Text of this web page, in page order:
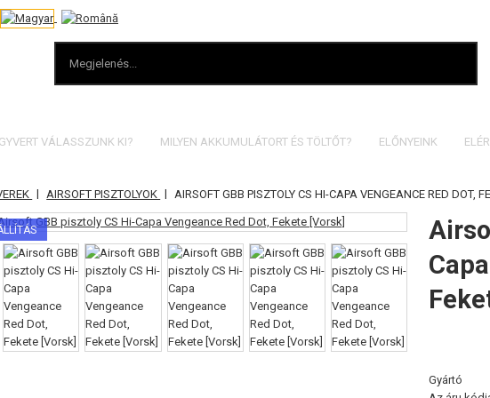
VÁLASSZUNK KI? MILYEN AKKUMULÁTORT ÉS TÖLTŐT? ELŐNYEINK
| AIRSOFT PISZTOLYOK | AIRSOFT GBB PISZTOLY CS HI-CAPA VENGEANCE RED DOT,
Gyártó